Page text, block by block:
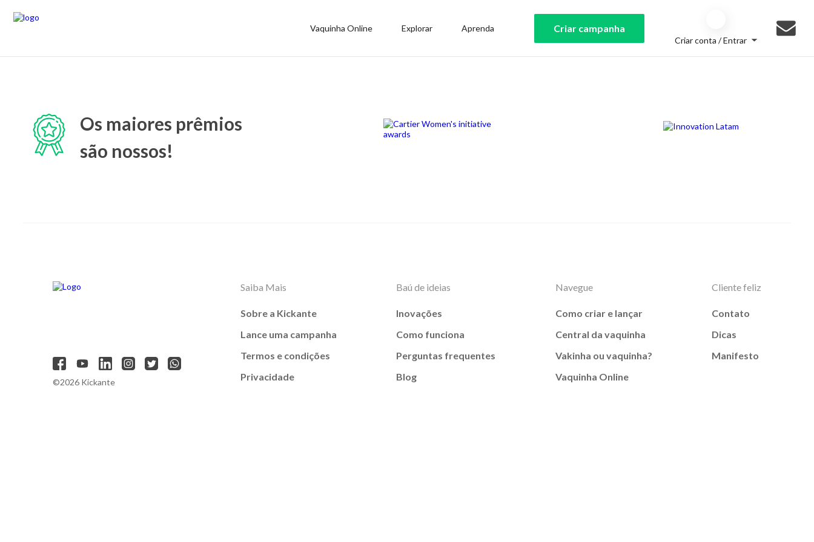
Vaquinha Online Explorar Aprenda Criar campanha
Criar conta / Entrar
Os maiores prêmios
são nossos!
©2026 Kickante
Saiba Mais
Sobre a Kickante
Lance uma campanha
Termos e condições
Privacidade
Baú de ideias
Inovações
Como funciona
Perguntas frequentes
Blog
Navegue
Como criar e lançar
Central da vaquinha
Vakinha ou vaquinha?
Vaquinha Online
Cliente feliz
Contato
Dicas
Manifesto